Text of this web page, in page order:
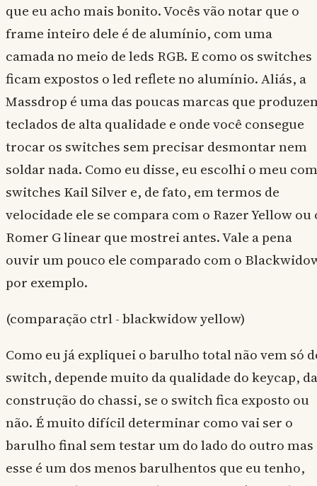
que eu acho mais bonito. Vocês vão notar que o
frame inteiro dele é de alumínio, com uma
camada no meio de leds RGB. E como os switches
ficam expostos o led reflete no alumínio. Aliás, a
Massdrop é uma das poucas marcas que
teclados de alta qualidade e onde você consegue
trocar os switches sem precisar desmontar nem
soldar nada. Como eu disse, eu escolhi o meu com
switches Kail Silver e, de fato, em termos de
velocidade ele se compara com o Razer Yellow ou
Romer G linear que mostrei antes. Vale a pena
ouvir um pouco ele comparado com o
por exemplo.
(comparação ctrl - blackwidow yellow)
Como eu já expliquei o barulho total não vem só
switch, depende muito da qualidade do keycap, da
construção do chassi, se o switch fica exposto ou
não. É muito difícil determinar como vai ser o
barulho final sem testar um do lado do outro mas
esse é um dos menos barulhentos que eu tenho,